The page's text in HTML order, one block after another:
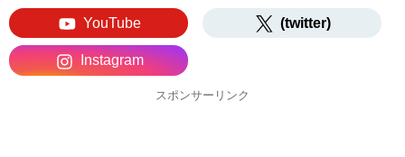
YouTube (twitter)
Instagram
スポンサーリンク